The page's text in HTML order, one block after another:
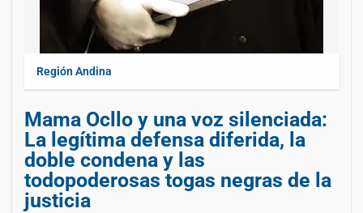
Región Andina
Mama Ocllo y una voz silenciada:
La legítima defensa diferida, la
doble condena y las
todopoderosas togas negras de la
justicia